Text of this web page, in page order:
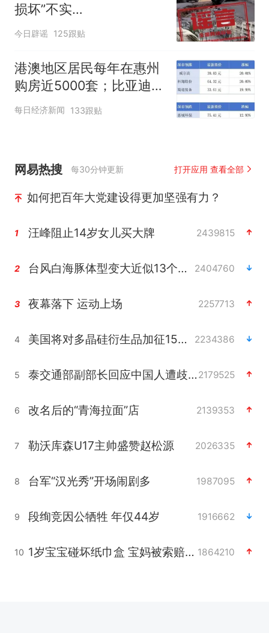
损坏”不实
（2026·08·06）
今日辟谣 125跟贴
港澳地区居民每年在惠州
购房近5000套；比亚迪销
量跻身全球车企第六丨大
湾区财经早参
每日经济新闻 133跟贴
网易热搜 每30分钟更新 打开应用 查看全部
如何把百年大党建设得更加坚强有力？
1 汪峰阻止14岁女儿买大牌 2439815
2 台风白海豚体型变大近似13个浙江面积 2404760
3 夜幕落下 运动上场 2257713
4 美国将对多晶硅衍生品加征15%关税 2234386
5 泰交通部副部长回应中国人遭歧视手势2179525
6 改名后的“青海拉面”店 2139353
7 勒沃库森U17主帅盛赞赵松源 2026335
8 台军“汉光秀”开场闹剧多 1987095
9 段绚竞因公牺牲 年仅44岁 1916662
10 1岁宝宝碰坏纸巾盒 宝妈被索赔924元 1864210